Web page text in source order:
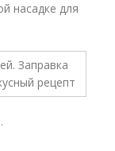
насадке для